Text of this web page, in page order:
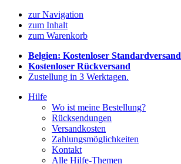
zur Navigation
zum Inhalt
zum Warenkorb
Belgien: Kostenloser Standardversand
Kostenloser Rückversand
Zustellung in 3 Werktagen.
Hilfe
Wo ist meine Bestellung?
Rücksendungen
Versandkosten
Zahlungsmöglichkeiten
Kontakt
Alle Hilfe-Themen